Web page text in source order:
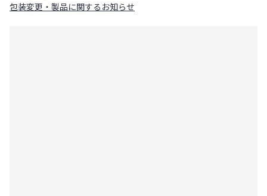
包装変更・製品に関するお知らせ